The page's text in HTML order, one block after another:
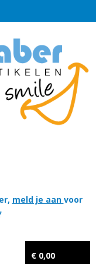
meld je aan voor
€ 0,00